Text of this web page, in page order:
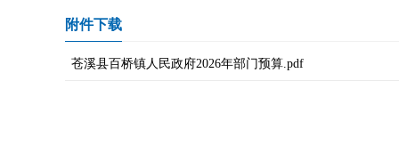
附件下载
苍溪县百桥镇人民政府2026年部门预算.pdf